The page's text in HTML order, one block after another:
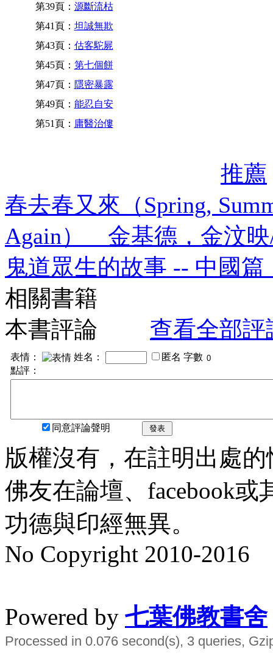
第39頁： 源斷流枯
第41頁： 坦誠無欺
第43頁： 估客駝屍
第45頁： 第七個餅
第47頁： 隱密暴露
第49頁： 能忍自安
第51頁： 庸醫治僂
推薦
春去春又來（Spring,
Again） 金基德，金汶
鬼道眾生的故事 -- 中國
相關書籍
本書評論
查看全部評
表情： 姓名： 匿名 字數
點評：
同意評論聲明 發表
版權沒有，在註明出處
佛友在論壇、facebook
功德與印經無異。
No Copyright 2010-2016
Powered by 七葉佛教書舍
Processed in 0.076 second(s), 3 queries,